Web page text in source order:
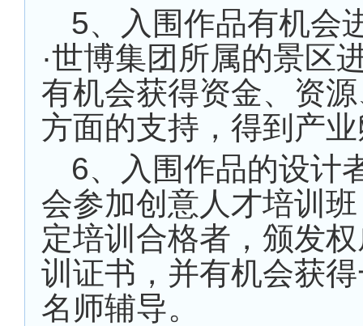
5、入围作品有机会
·世博集团所属的景区
有机会获得资金、资
方面的支持，得到产
6、入围作品的设计
会参加创意人才培训
定培训合格者，颁发
训证书，并有机会获
名师辅导。